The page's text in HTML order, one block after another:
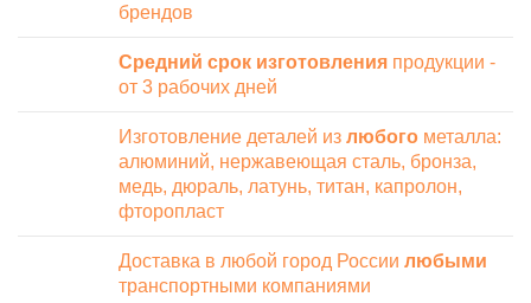
брендов
Средний срок изготовления продукции -
от 3 рабочих дней
Изготовление деталей из любого металла:
алюминий, нержавеющая сталь, бронза,
медь, дюраль, латунь, титан, капролон,
фторопласт
Доставка в любой город России любыми
транспортными компаниями